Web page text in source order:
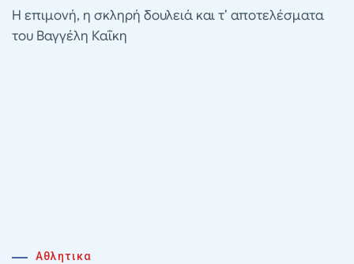
Η επιμονή, η σκληρή δουλειά και τ’ αποτελέσματα
του Βαγγέλη Καΐκη
Αθλητικα